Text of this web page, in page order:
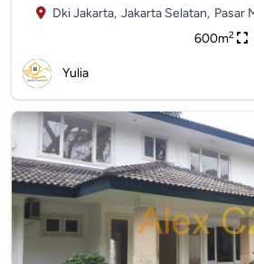
Dki Jakarta, Jakarta Selatan, Pasar
600m2
Yulia